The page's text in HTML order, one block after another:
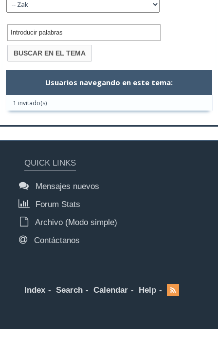
Usuarios navegando en este tema:
1 invitado(s)
QUICK LINKS
Mensajes nuevos
Forum Stats
Archivo (Modo simple)
Contáctanos
Index Search Calendar Help